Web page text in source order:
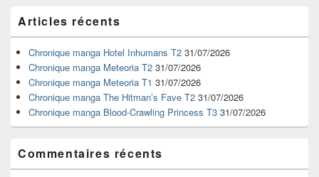
principale
de
widget
pour
barre
latérale
Articles récents
Chronique manga Hotel Inhumans T2 31/07/2026
Chronique manga Meteoria T2 31/07/2026
Chronique manga Meteoria T1 31/07/2026
Chronique manga The Hitman’s Fave T2 31/07/2026
Chronique manga Blood-Crawling Princess T3 31/07/2026
Commentaires récents